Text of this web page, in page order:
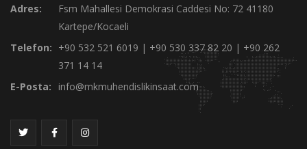
Adres:
Fsm Mahallesi Demokrasi Caddesi No: 72 41180
Kartepe/Kocaeli
Telefon: +90 532 521 6019 | +90 530 337 82 20 | +90 262
371 14 14
E-Posta:
info@mkmuhendislikinsaat.com